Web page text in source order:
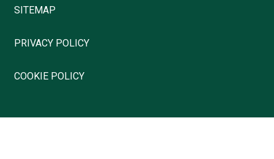
SITEMAP
PRIVACY POLICY
COOKIE POLICY